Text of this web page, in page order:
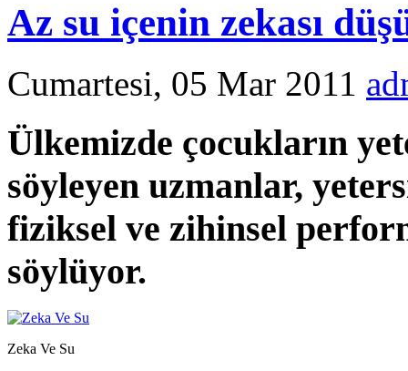
Az su içenin zekası
Cumartesi, 05 Mar 2011
Ülkemizde çocukların
söyleyen uzmanlar,
fiziksel ve zihinsel
söylüyor.
Zeka Ve Su